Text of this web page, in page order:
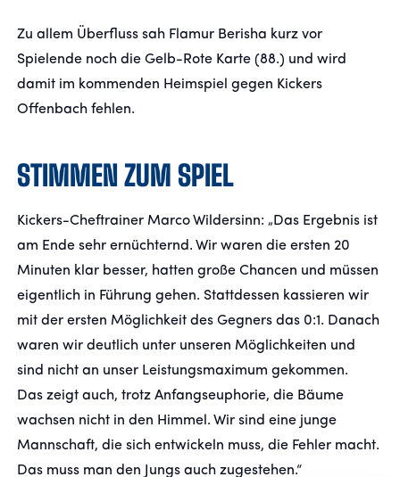
Zu allem Überfluss sah Flamur Berisha kurz vor
Spielende noch die Gelb-Rote Karte (88.) und wird
damit im kommenden Heimspiel gegen Kickers
Offenbach fehlen.
STIMMEN ZUM SPIEL
Kickers-Cheftrainer Marco Wildersinn: „Das Ergebnis ist
am Ende sehr ernüchternd. Wir waren die ersten 20
Minuten klar besser, hatten große Chancen und müssen
eigentlich in Führung gehen. Stattdessen kassieren wir
mit der ersten Möglichkeit des Gegners das 0:1. Danach
waren wir deutlich unter unseren Möglichkeiten und
sind nicht an unser Leistungsmaximum gekommen.
Das zeigt auch, trotz Anfangseuphorie, die Bäume
wachsen nicht in den Himmel. Wir sind eine junge
Mannschaft, die sich entwickeln muss, die Fehler macht.
Das muss man den Jungs auch zugestehen.“